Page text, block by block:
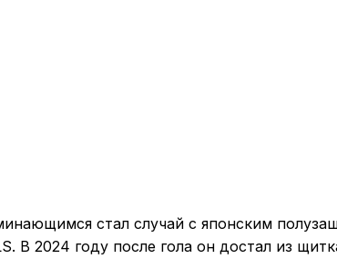
стал случай с японским
В 2024 году после гола он достал из